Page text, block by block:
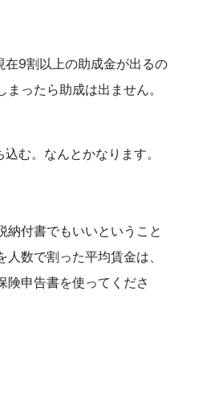
9割以上の助成金が出るの
ったら助成は出ません。
む。なんとかなります。
付書でもいいということ
数で割った平均賃金は、
険申告書を使ってくださ